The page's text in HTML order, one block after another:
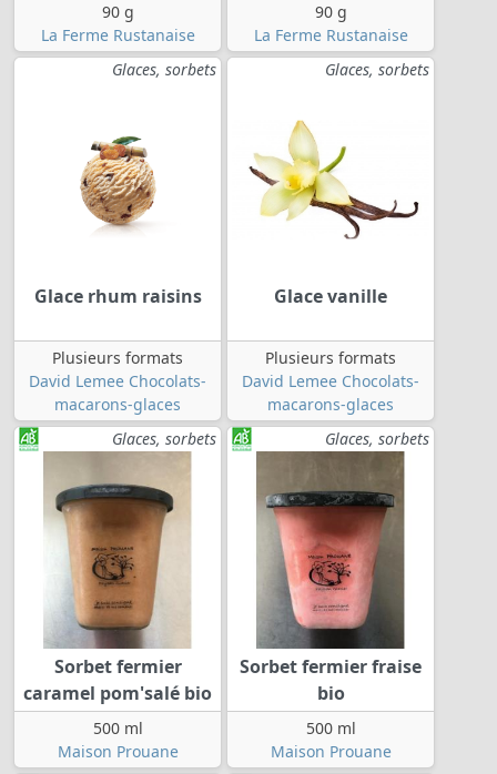
90 g
La Ferme Rustanaise
90 g
La Ferme Rustanaise
Glaces, sorbets
Glace rhum raisins
Plusieurs formats
David Lemee Chocolats-
macarons-glaces
Glaces, sorbets
Glace vanille
Plusieurs formats
David Lemee Chocolats-
macarons-glaces
Glaces, sorbets
Sorbet fermier
caramel pom'salé bio
500 ml
Maison Prouane
Glaces, sorbets
Sorbet fermier fraise
bio
500 ml
Maison Prouane